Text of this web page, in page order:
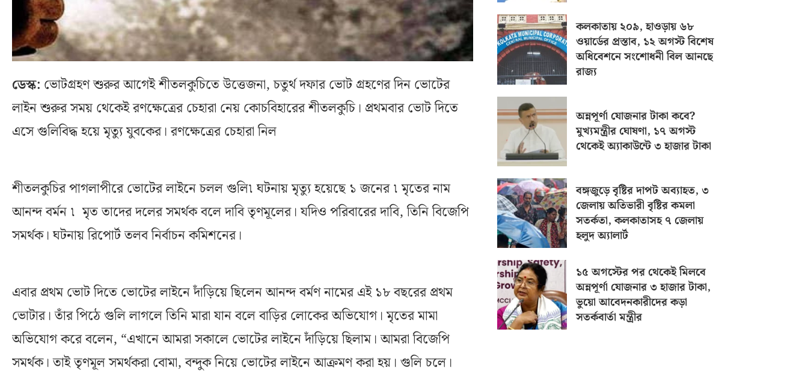
ডেস্ক: ভোটগ্রহণ শুরুর আগেই শীতলকুচিতে উত্তেজনা, চতুর্থ দফার ভোট গ্রহণের দিন ভোটের
লাইন শুরুর সময় থেকেই রণক্ষেত্রের চেহারা নেয় কোচবিহারের শীতলকুচি। প্রথমবার ভোট দিতে
এসে গুলিবিদ্ধ হয়ে মৃত্যু যুবকের। রণক্ষেত্রের চেহারা নিল
শীতলকুচির পাগলাপীরে ভোটের লাইনে চলল গুলি৷ ঘটনায় মৃত্যু হয়েছে ১ জনের ৷ মৃতের নাম
আনন্দ বর্মন ৷ মৃত তাদের দলের সমর্থক বলে দাবি তৃণমূলের। যদিও পরিবারের দাবি, তিনি বিজেপি
সমর্থক। ঘটনায় রিপোর্ট তলব নির্বাচন কমিশনের।
এবার প্রথম ভোট দিতে ভোটের লাইনে দাঁড়িয়ে ছিলেন আনন্দ বর্মণ নামের এই ১৮ বছরের প্রথম
ভোটার। তাঁর পিঠে গুলি লাগলে তিনি মারা যান বলে বাড়ির লোকের অভিযোগ। মৃতের মামা
অভিযোগ করে বলেন, “এখানে আমরা সকালে ভোটের লাইনে দাঁড়িয়ে ছিলাম। আমরা বিজেপি
সমর্থক। তাই তৃণমূল সমর্থকরা বোমা, বন্দুক নিয়ে ভোটের লাইনে আক্রমণ করা হয়। গুলি চলে।
কলকাতায় ২০৯, হাওড়ায় ৬৮
ওয়ার্ডের প্রস্তাব, ১২ অগস্ট বিশেষ
অধিবেশনে সংশোধনী বিল আনছে
রাজ্য
অন্নপূর্ণা যোজনার টাকা কবে?
মুখ্যমন্ত্রীর ঘোষণা, ১৭ অগস্ট
থেকেই অ্যাকাউন্টে ৩ হাজার টাকা
বঙ্গজুড়ে বৃষ্টির দাপট অব্যাহত, ৩
জেলায় অতিভারী বৃষ্টির কমলা
সতর্কতা, কলকাতাসহ ৭ জেলায়
হলুদ অ্যালার্ট
১৫ অগস্টের পর থেকেই মিলবে
অন্নপূর্ণা যোজনার ৩ হাজার টাকা,
ভুয়ো আবেদনকারীদের কড়া
সতর্কবার্তা মন্ত্রীর